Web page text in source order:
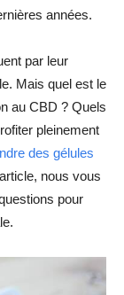
années.
par leur
Mais quel est le
au CBD ? Quels
pleinement
des gélules
nous vous
pour